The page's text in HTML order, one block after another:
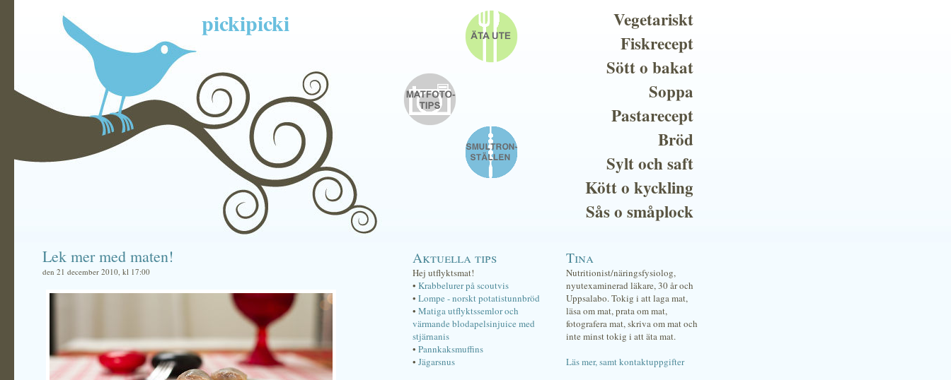
pickipicki
Vegetariskt
Fiskrecept
Sött o bakat
Soppa
Pastarecept
Bröd
Sylt och saft
Kött o kyckling
Sås o småplock
Lek mer med maten!
den 21 december 2010, kl 17:00
Aktuella tips
Hej utflyktsmat!
• Krabbelurer på scoutvis
• Lompe - norskt potatistunnbröd
• Matiga utflyktssemlor och
värmande blodapelsinjuice med
stjärnanis
• Pannkaksmuffins
• Jägarsnus
Tina
Nutritionist/näringsfysiolog,
nyutexaminerad läkare, 30 år och
Uppsalabo. Tokig i att laga mat,
läsa om mat, prata om mat,
fotografera mat, skriva om mat och
inte minst tokig i att äta mat.
Läs mer, samt kontaktuppgifter